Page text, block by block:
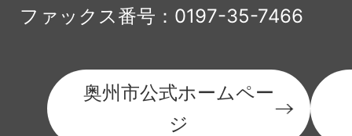
ファックス番号：0197-35-7466
奥州市公式ホームペー
ジ